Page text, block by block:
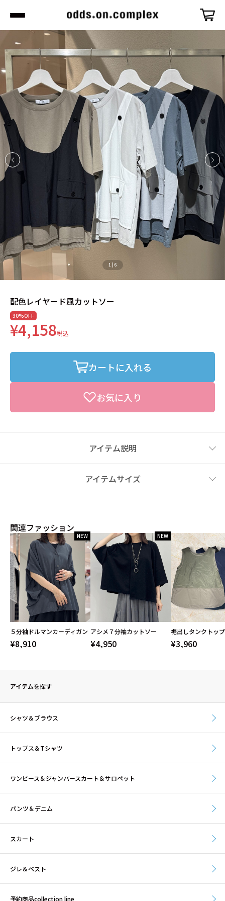
1 6
配色レイヤード風カットソー
30%OFF
¥4,158税込
カートに入れる
お気に入り
アイテム説明
アイテムサイズ
関連ファッション
NEW
５分袖ドルマンカーディガン
¥8,910
NEW
アシメ７分袖カットソー
¥4,950
裾出しタンクトップ
¥3,960
アイテムを探す
シャツ＆ブラウス
トップス＆Tシャツ
ワンピース＆ジャンパースカート＆サロペット
パンツ＆デニム
スカート
ジレ＆ベスト
予約商品collection line